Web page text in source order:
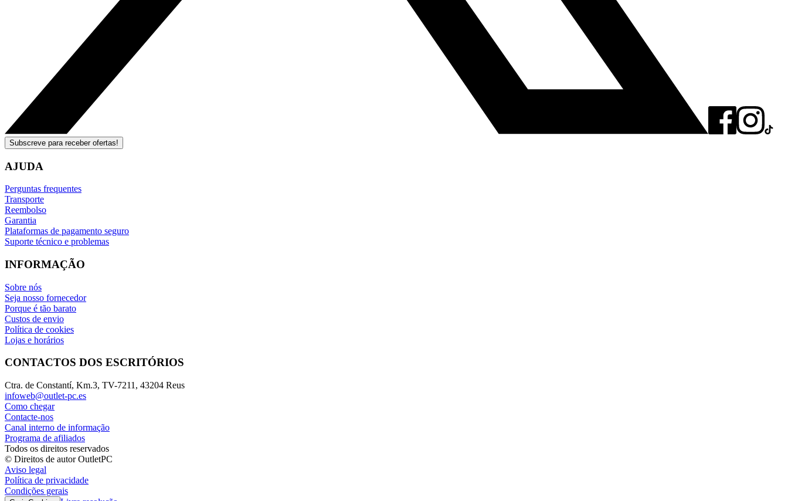
Subscreve para receber ofertas!
AJUDA
Perguntas frequentes
Transporte
Reembolso
Garantia
Plataformas de pagamento seguro
Suporte técnico e problemas
INFORMAÇÃO
Sobre nós
Seja nosso fornecedor
Porque é tão barato
Custos de envio
Política de cookies
Lojas e horários
CONTACTOS DOS ESCRITÓRIOS
Ctra. de Constantí, Km.3, TV-7211, 43204 Reus
infoweb@outlet-pc.es
Como chegar
Contacte-nos
Canal interno de informação
Programa de afiliados
Todos os direitos reservados
© Direitos de autor OutletPC
Aviso legal
Política de privacidade
Condições gerais